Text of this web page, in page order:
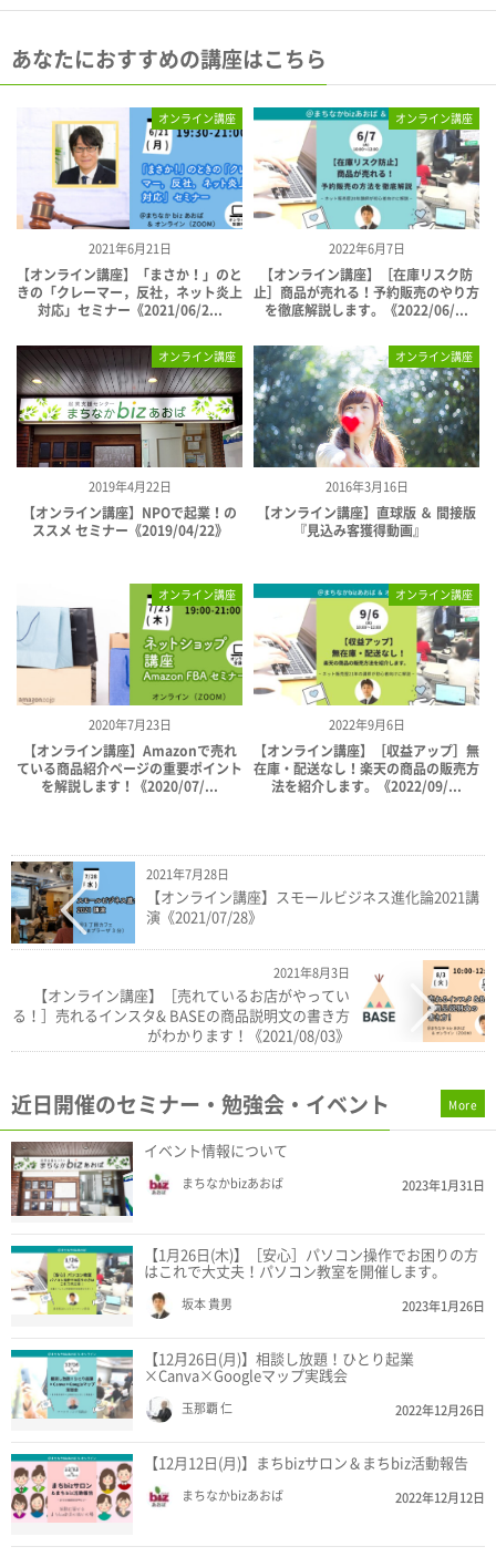
あなたにおすすめの講座はこちら
2021年6月21日
オンライン講座
【オンライン講座】「まさか！」のと
きの「クレーマー，反社，ネット炎上
対応」セミナー《2021/06/2...
2022年6月7日
オンライン講座
【オンライン講座】［在庫リスク防
止］商品が売れる！予約販売のやり方
を徹底解説します。《2022/06/...
2019年4月22日
オンライン講座
【オンライン講座】NPOで起業！の
ススメ セミナー《2019/04/22》
2016年3月16日
オンライン講座
【オンライン講座】直球版 ＆ 間接版
『見込み客獲得動画』
2020年7月23日
オンライン講座
【オンライン講座】Amazonで売れ
ている商品紹介ページの重要ポイント
を解説します！《2020/07/...
2022年9月6日
オンライン講座
【オンライン講座】［収益アップ］無
在庫・配送なし！楽天の商品の販売方
法を紹介します。《2022/09/...
2021年7月28日
【オンライン講座】スモールビジネス進化論2021講
演《2021/07/28》
2021年8月3日
【オンライン講座】［売れているお店がやってい
る！］売れるインスタ& BASEの商品説明文の書き方
がわかります！《2021/08/03》
近日開催のセミナー・勉強会・イベント
イベント情報について
まちなかbizあおば 2023年1月31日
【1月26日(木)】［安心］パソコン操作でお困りの方
はこれで大丈夫！パソコン教室を開催します。
坂本 貴男 2023年1月26日
【12月26日(月)】相談し放題！ひとり起業
×Canva×Googleマップ実践会
玉那覇 仁 2022年12月26日
【12月12日(月)】まちbizサロン＆まちbiz活動報告
まちなかbizあおば 2022年12月12日
More